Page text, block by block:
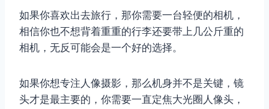
如果你喜欢出去旅行，那你需要一台轻便的相机，
相信你也不想背着重重的行李还要带上几公斤重的
相机，无反可能会是一个好的选择。
如果你想专注人像摄影，那么机身并不是关键，镜
头才是最主要的，你需要一直定焦大光圈人像头，